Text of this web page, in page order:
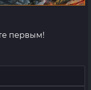
первым!